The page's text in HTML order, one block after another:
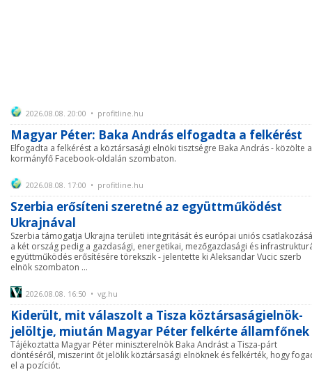
2026.08.08. 20:00 • profitline.hu
Magyar Péter: Baka András elfogadta a felkérést
Elfogadta a felkérést a köztársasági elnöki tisztségre Baka András - közölte a
kormányfő Facebook-oldalán szombaton.
2026.08.08. 17:00 • profitline.hu
Szerbia erősíteni szeretné az együttműködést
Ukrajnával
Szerbia támogatja Ukrajna területi integritását és európai uniós
a két ország pedig a gazdasági, energetikai, mezőgazdasági és
együttműködés erősítésére törekszik - jelentette ki Aleksandar Vucic szerb
elnök szombaton ...
2026.08.08. 16:50 • vg.hu
Kiderült, mit válaszolt a Tisza köztársaságielnök-
jelöltje, miután Magyar Péter felkérte államfőnek
Tájékoztatta Magyar Péter miniszterelnök Baka Andrást a Tisza-párt
döntéséről, miszerint őt jelölik köztársasági elnöknek és felkérték, hogy
el a pozíciót.